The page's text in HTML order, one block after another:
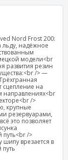
Nord Frost 200:
льду, надёжное
модели<br
развития резин
/> —
сцепление на
направлениях<br
/>
крупные
резервуарами,
это позволяет
/>
врезается в